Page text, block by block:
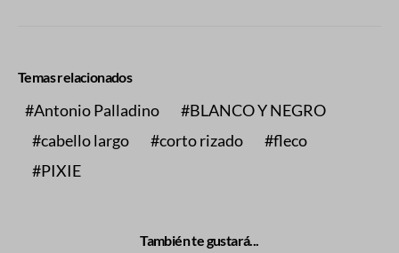
Temas relacionados
Antonio Palladino
BLANCO Y NEGRO
cabello largo
corto rizado
fleco
PIXIE
También te gustará...